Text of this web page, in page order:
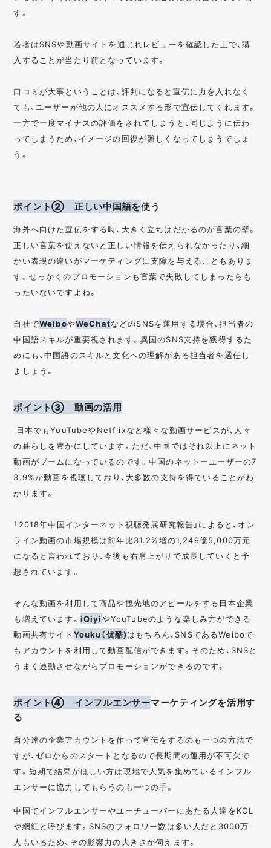
す。
若者はSNSや動画サイトを通じれレビューを確認した上で、購
入することが当たり前となっています。
口コミが大事ということは、評判になると宣伝に力を入れなく
ても、ユーザーが他の人にオススメする形で宣伝してくれます。
一方で一度マイナスの評価をされてしまうと、同じように伝わ
ってしまうため、イメージの回復が難しくなってしまうでしょ
う。
ポイント② 正しい中国語を使う
海外へ向けた宣伝をする時、大きく立ちはだかるのが言葉の壁。
正しい言葉を使えないと正しい情報を伝えられなかったり、細
かい表現の違いがマーケティングに支障を与えることもありま
す。せっかくのプロモーションも言葉で失敗してしまったらも
ったいないですよね。
自社でWeiboやWeChatなどのSNSを運用する場合、担当者の
中国語スキルが重要視されます。異国のSNS支持を獲得するた
めにも、中国語のスキルと文化への理解がある担当者を選任し
ましょう。
ポイント③ 動画の活用
日本でもYouTubeやNetflixなど様々な動画サービスが、人々
の暮らしを豊かにしています。ただ、中国ではそれ以上にネット
動画がブームになっているのです。中国のネットーユーザーの7
3.9%が動画を視聴しており、大多数の支持を得ていることがわ
かります。
「2018年中国インターネット視聴発展研究報告」によると、オン
ライン動画の市場規模は前年比31.2%増の1,249億5,000万元
になると言われており、今後も右肩上がりで成長していくと予
想されています。
そんな動画を利用して商品や観光地のアピールをする日本企業
も増えています。 iQiyiやYouTubeのような楽しみ方ができる
動画共有サイト Youku（优酷)はもちろん、SNSであるWeiboで
もアカウントを利用して動画配信ができます。そのため、SNSと
うまく連動させながらプロモーションができるのです。
ポイント④ インフルエンサーマーケティングを活用す
る
自分達の企業アカウントを作って宣伝をするのも一つの方法で
すが、ゼロからのスタートとなるので長期間の運用が不可欠で
す。短期で結果がほしい方は現地で人気を集めているインフル
エンサーに協力してもらうのも一つの手。
中国でインフルエンサーやユーチューバーにあたる人達をKOL
や網紅と呼びます。SNSのフォロワー数は多い人だと3000万
人もいるため、その影響力の大きさが伺えます。